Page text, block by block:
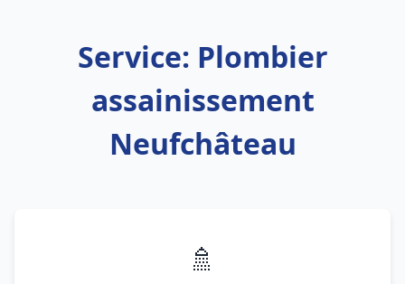
Service: Plombier
assainissement
Neufchâteau
🚿